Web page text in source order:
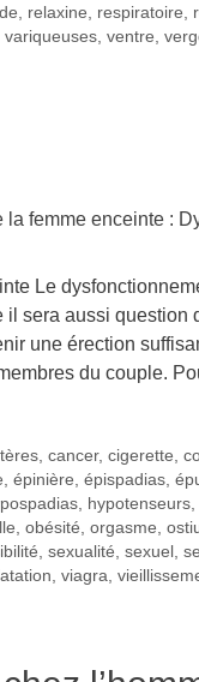
relaxine respiratoire
variqueuses ventre
Le
sera aussi question
une érection
du couple.
,cancer,cigerette ,
épinière épispadias
hypotenseurs
obésité orgasme
sexualité sexuel
viagra